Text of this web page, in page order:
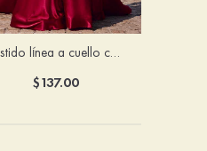
Vestido línea a cuello cuadrado tela charmeuse barrer tren vestido de graduación
$137.00